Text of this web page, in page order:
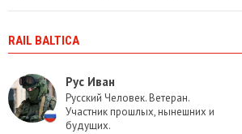
RAIL BALTICA
Рус Иван
Русский Человек. Ветеран.
Участник прошлых, нынешних и
будущих.